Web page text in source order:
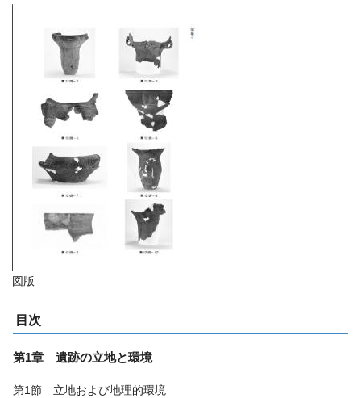
図版
目次
第1章 遺跡の立地と環境
第1節 立地および地理的環境